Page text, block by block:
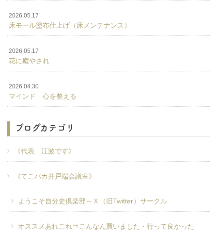
2026.05.17
床モール塗布仕上げ（床メンテナンス）
2026.05.17
花に癒やされ
2026.04.30
マインド 心を整える
ブログカテゴリ
《代表 江波です》
《てこパカ井戸端会議室》
ようこそ自分史倶楽部～Ｘ（旧Twitter）サークル
オススメあれこれ⇒こんなん買いました・行って良かった